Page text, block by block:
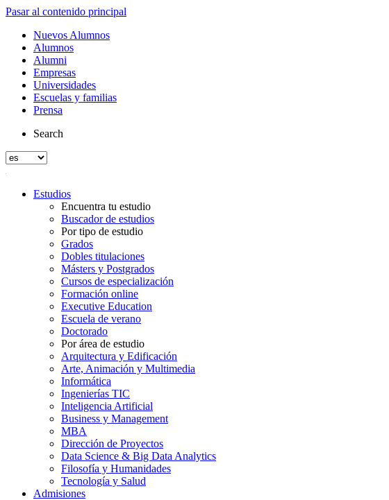
Pasar al contenido principal
Nuevos Alumnos
Alumnos
Alumni
Empresas
Universidades
Escuelas y familias
Prensa
Search
Estudios
Encuentra tu estudio
Buscador de estudios
Por tipo de estudio
Grados
Dobles titulaciones
Másters y Postgrados
Cursos de especialización
Formación online
Executive Education
Escuela de verano
Doctorado
Por área de estudio
Arquitectura y Edificación
Arte, Animación y Multimedia
Informática
Ingenierías TIC
Inteligencia Artificial
Business y Management
MBA
Dirección de Proyectos
Data Science & Big Data Analytics
Filosofía y Humanidades
Tecnología y Salud
Admisiones